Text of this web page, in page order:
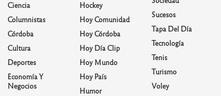
Ciencia
Columnistas
Córdoba
Cultura
Deportes
Economía Y
Negocios
Hockey
Hoy Comunidad
Hoy Córdoba
Hoy Día Clip
Hoy Mundo
Hoy País
Humor
Sucesos
Tapa Del Día
Tecnología
Tenis
Turismo
Voley